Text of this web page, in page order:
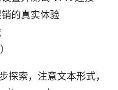
的真实体验
探索，注意文本形式，